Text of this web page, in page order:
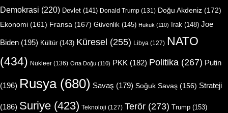
Demokrasi (220) Devlet (141) Donald Trump (131) Doğu Akdeniz (172)
Ekonomi (161) Fransa (167) Güvenlik (145) Hukuk (110) Irak (148) Joe
Biden (195) Kültür(143) Küresel (255) Libya (127) NATO
(434) Nükleer (136) Orta Doğu (110) PKK (182) Politika (267) Putin
(196) Rusya(680) Savaş (179) Soğuk Savaş (156) Strateji
(186) Suriye (423) Teknoloji (127) Terör (273) Trump (153)